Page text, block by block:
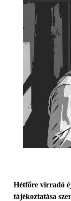
Hétfőre virradó
tájékoztatása